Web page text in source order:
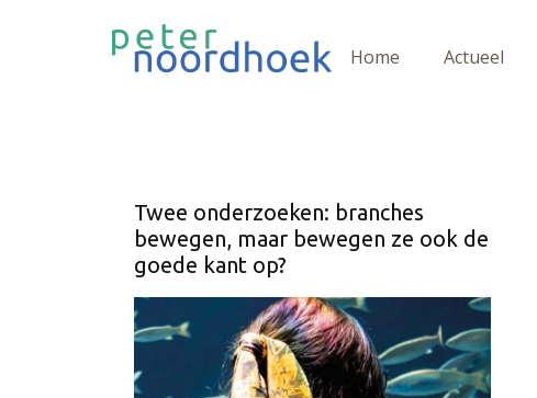
Home Actueel
Twee onderzoeken: branches
bewegen, maar bewegen ze ook de
goede kant op?